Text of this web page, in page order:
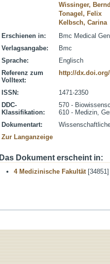
Wissinger, Bernd
Tonagel, Felix
Kelbsch, Carina
Erschienen in:
Bmc Medical
Verlagsangabe:
Bmc
Sprache:
Englisch
Referenz zum
Volltext:
http://dx.doi.org/
ISSN:
1471-2350
DDC-
Klassifikation:
570 -
610 - Medizin,
Dokumentart:
Zur Langanzeige
Das Dokument erscheint in:
4 Medizinische Fakultät[34851]